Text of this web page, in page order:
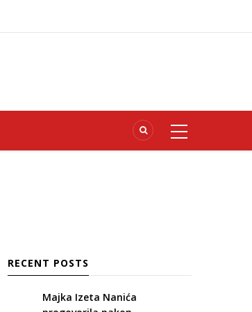
RECENT POSTS
Majka Izeta Nanića